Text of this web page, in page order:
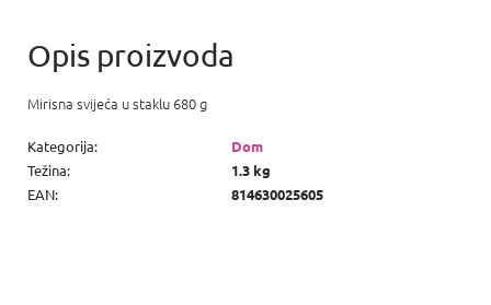
Mirisna svijeća u staklu 680 g
Kategorija:
Dom
Težina:
1.3 kg
EAN: 814630025605